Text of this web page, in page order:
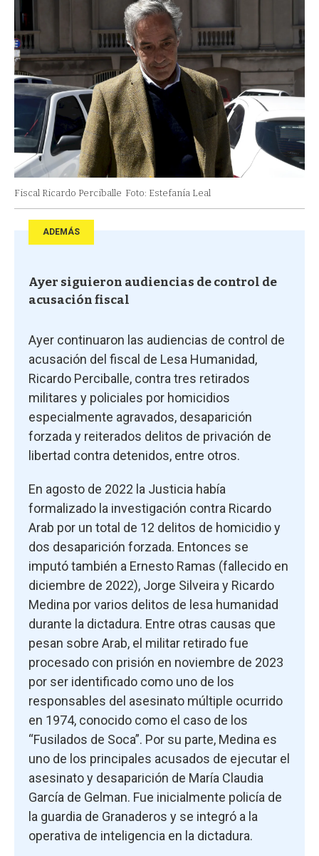
Fiscal Ricardo Perciballe Foto: Estefanía Leal
ADEMÁS
Ayer siguieron audiencias de control de
acusación fiscal
Ayer continuaron las audiencias de control de
acusación del fiscal de Lesa Humanidad,
Ricardo Perciballe, contra tres retirados
militares y policiales por homicidios
especialmente agravados, desaparición
forzada y reiterados delitos de privación de
libertad contra detenidos, entre otros.
En agosto de 2022 la Justicia había
formalizado la investigación contra Ricardo
Arab por un total de 12 delitos de homicidio y
dos desaparición forzada. Entonces se
imputó también a Ernesto Ramas (fallecido en
diciembre de 2022), Jorge Silveira y Ricardo
Medina por varios delitos de lesa humanidad
durante la dictadura. Entre otras causas que
pesan sobre Arab, el militar retirado fue
procesado con prisión en noviembre de 2023
por ser identificado como uno de los
responsables del asesinato múltiple ocurrido
en 1974, conocido como el caso de los
“Fusilados de Soca”. Por su parte, Medina es
uno de los principales acusados de ejecutar el
asesinato y desaparición de María Claudia
García de Gelman. Fue inicialmente policía de
la guardia de Granaderos y se integró a la
operativa de inteligencia en la dictadura.